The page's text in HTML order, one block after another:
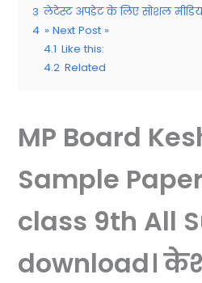
3 लेटेस्ट अपडेट के लिए सोशल
4 » Next Post »
4.1 Like this:
4.2 Related
MP Board
Sample
class 9th All
download।